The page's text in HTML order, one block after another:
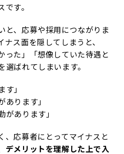
です。
と、応募や採用につながりま
ス面を隠してしまうと、
った」「想像していた待遇と
ばれてしまいます。
」
あります」
があります」
、応募者にとってマイナスと
デメリットを理解した上で入